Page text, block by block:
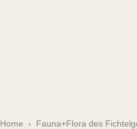
Home › Fauna+Flora des